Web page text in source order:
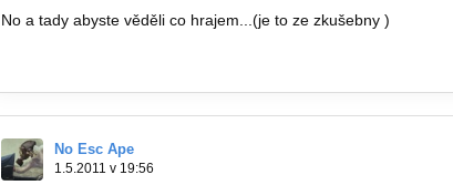
No a tady abyste věděli co hrajem...(je to ze zkušebny )
No Esc Ape
1.5.2011 v 19:56